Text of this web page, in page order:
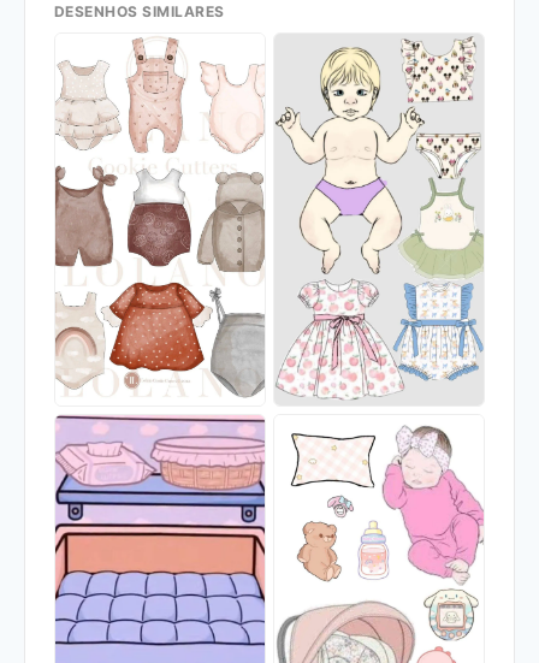
DESENHOS SIMILARES